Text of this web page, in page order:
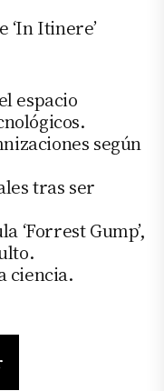
‘In Itinere’
espacio
según
tras ser
‘Forrest Gump’,
ciencia.